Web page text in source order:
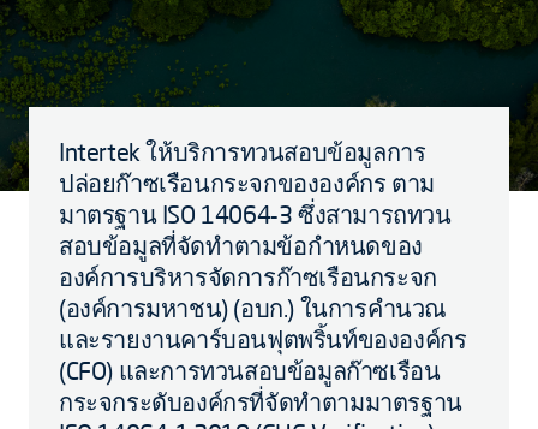
Intertek ให้บริการทวนสอบข้อมูลการ
ปล่อยก๊าซเรือนกระจกขององค์กร ตาม
มาตรฐาน ISO 14064-3 ซึ่งสามารถทวน
สอบข้อมูลที่จัดทำตามข้อกำหนดของ
องค์การบริหารจัดการก๊าซเรือนกระจก
(องค์การมหาชน) (อบก.) ในการคำนวณ
และรายงานคาร์บอนฟุตพริ้นท์ขององค์กร
(CFO) และการทวนสอบข้อมูลก๊าซเรือน
กระจกระดับองค์กรที่จัดทำตามมาตรฐาน